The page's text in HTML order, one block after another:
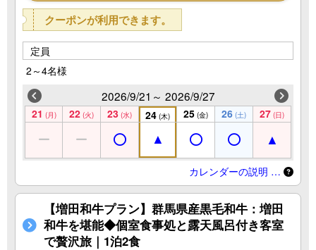
クーポンが利用できます。
定員
2～4名様
2026/9/21～ 2026/9/27
21 (月) 22 (火) 23 (水) 24 (木) 25 (金) 26 (土) 27 (日)
カレンダーの説明 …
【増田和牛プラン】群馬県産黒毛和牛：増田
和牛を堪能◆個室食事処と露天風呂付き客室
で贅沢旅｜1泊2食